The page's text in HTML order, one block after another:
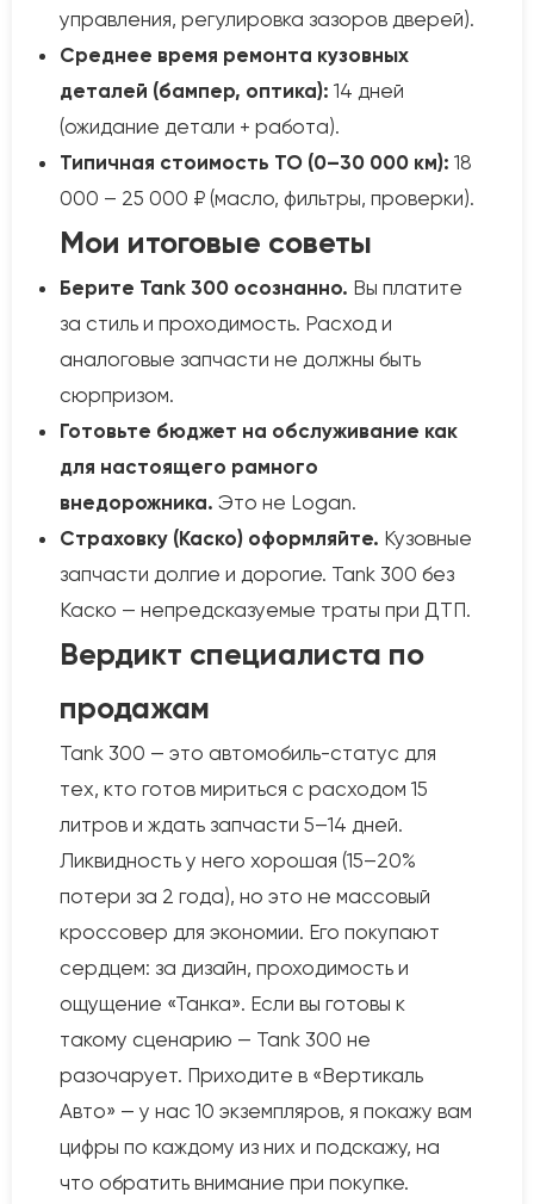
управления, регулировка зазоров дверей).
Среднее время ремонта кузовных
деталей (бампер, оптика): 14 дней
(ожидание детали + работа).
Типичная стоимость ТО (0–30 000 км): 18
000 – 25 000 ₽ (масло, фильтры, проверки).
Мои итоговые советы
Берите Tank 300 осознанно. Вы платите
за стиль и проходимость. Расход и
аналоговые запчасти не должны быть
сюрпризом.
Готовьте бюджет на обслуживание как
для настоящего рамного
внедорожника. Это не Logan.
Страховку (Каско) оформляйте. Кузовные
запчасти долгие и дорогие. Tank 300 без
Каско — непредсказуемые траты при ДТП.
Вердикт специалиста по
продажам
Tank 300 — это автомобиль-статус для
тех, кто готов мириться с расходом 15
литров и ждать запчасти 5–14 дней.
Ликвидность у него хорошая (15–20%
потери за 2 года), но это не массовый
кроссовер для экономии. Его покупают
сердцем: за дизайн, проходимость и
ощущение «Танка». Если вы готовы к
такому сценарию — Tank 300 не
разочарует. Приходите в «Вертикаль
Авто» — у нас 10 экземпляров, я покажу вам
цифры по каждому из них и подскажу, на
что обратить внимание при покупке.